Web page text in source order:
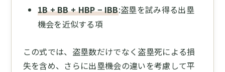
1B + BB + HBP − IBB:盗塁を試み得る出塁
機会を近似する項
この式では、盗塁数だけでなく盗塁死による損
失を含め、さらに出塁機会の違いを考慮して平